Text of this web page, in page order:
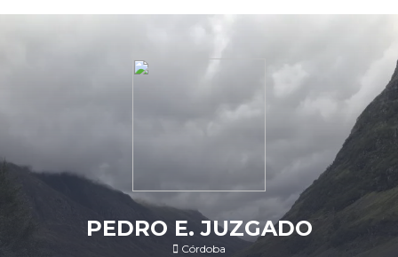
PEDRO E. JUZGADO
Córdoba